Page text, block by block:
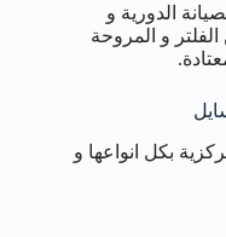
الدورية و
الفلتر و المروحة
بكل انواعها و